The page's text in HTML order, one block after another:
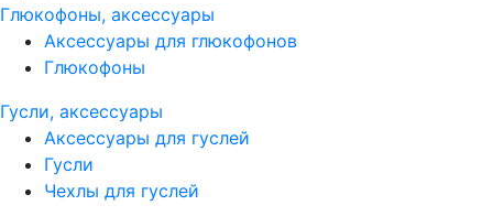
Глюкофоны, аксессуары
Аксессуары для глюкофонов
Глюкофоны
Гусли, аксессуары
Аксессуары для гуслей
Гусли
Чехлы для гуслей